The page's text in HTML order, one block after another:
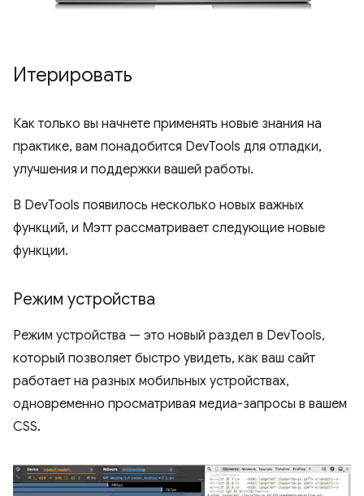
Итерировать
Как только вы начнете применять новые знания на
практике, вам понадобится DevTools для отладки,
улучшения и поддержки вашей работы.
В DevTools появилось несколько новых важных
функций, и Мэтт рассматривает следующие новые
функции.
Режим устройства
Режим устройства — это новый раздел в DevTools,
который позволяет быстро увидеть, как ваш сайт
работает на разных мобильных устройствах,
одновременно просматривая медиа-запросы в вашем
CSS.